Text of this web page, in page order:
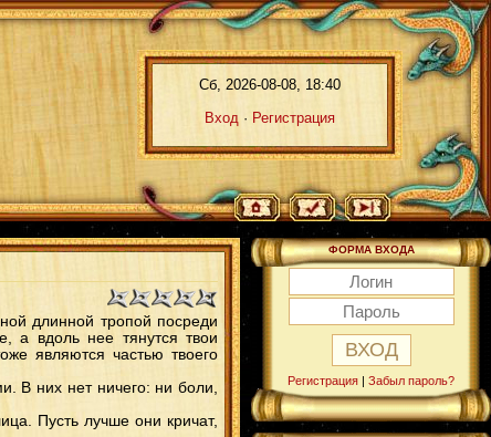
Сб, 2026-08-08, 18:40
Вход · Регистрация
длинной тропой посреди
а вдоль нее тянутся твои
являются частью твоего
В них нет ничего: ни боли,
Пусть лучше они кричат,
ФОРМА ВХОДА
Регистрация | Забыл пароль?